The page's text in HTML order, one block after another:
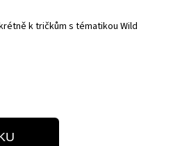
k tričkům s tématikou Wild